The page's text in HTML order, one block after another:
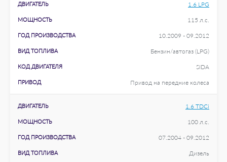
ДВИГАТЕЛЬ 1.6 LPG
МОЩНОСТЬ 115 л.с.
ГОД ПРОИЗВОДСТВА 10.2009 - 09.2012
ВИД ТОПЛИВА Бензин/автогаз (LPG)
КОД ДВИГАТЕЛЯ SIDA
ПРИВОД Привод на передние колеса
ДВИГАТЕЛЬ 1.6 TDCi
МОЩНОСТЬ 100 л.с.
ГОД ПРОИЗВОДСТВА 07.2004 - 09.2012
ВИД ТОПЛИВА Дизель